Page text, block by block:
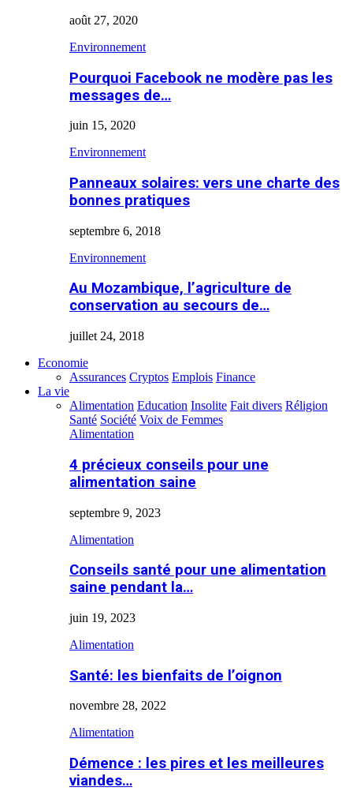
août 27, 2020
Environnement
Pourquoi Facebook ne modère pas les
messages de…
juin 15, 2020
Environnement
Panneaux solaires: vers une charte des
bonnes pratiques
septembre 6, 2018
Environnement
Au Mozambique, l’agriculture de
conservation au secours de…
juillet 24, 2018
Economie
Assurances Cryptos Emplois Finance
La vie
Alimentation Education Insolite Fait divers Réligion
Santé Société Voix de Femmes
Alimentation
4 précieux conseils pour une
alimentation saine
septembre 9, 2023
Alimentation
Conseils santé pour une alimentation
saine pendant la…
juin 19, 2023
Alimentation
Santé: les bienfaits de l’oignon
novembre 28, 2022
Alimentation
Démence : les pires et les meilleures
viandes…